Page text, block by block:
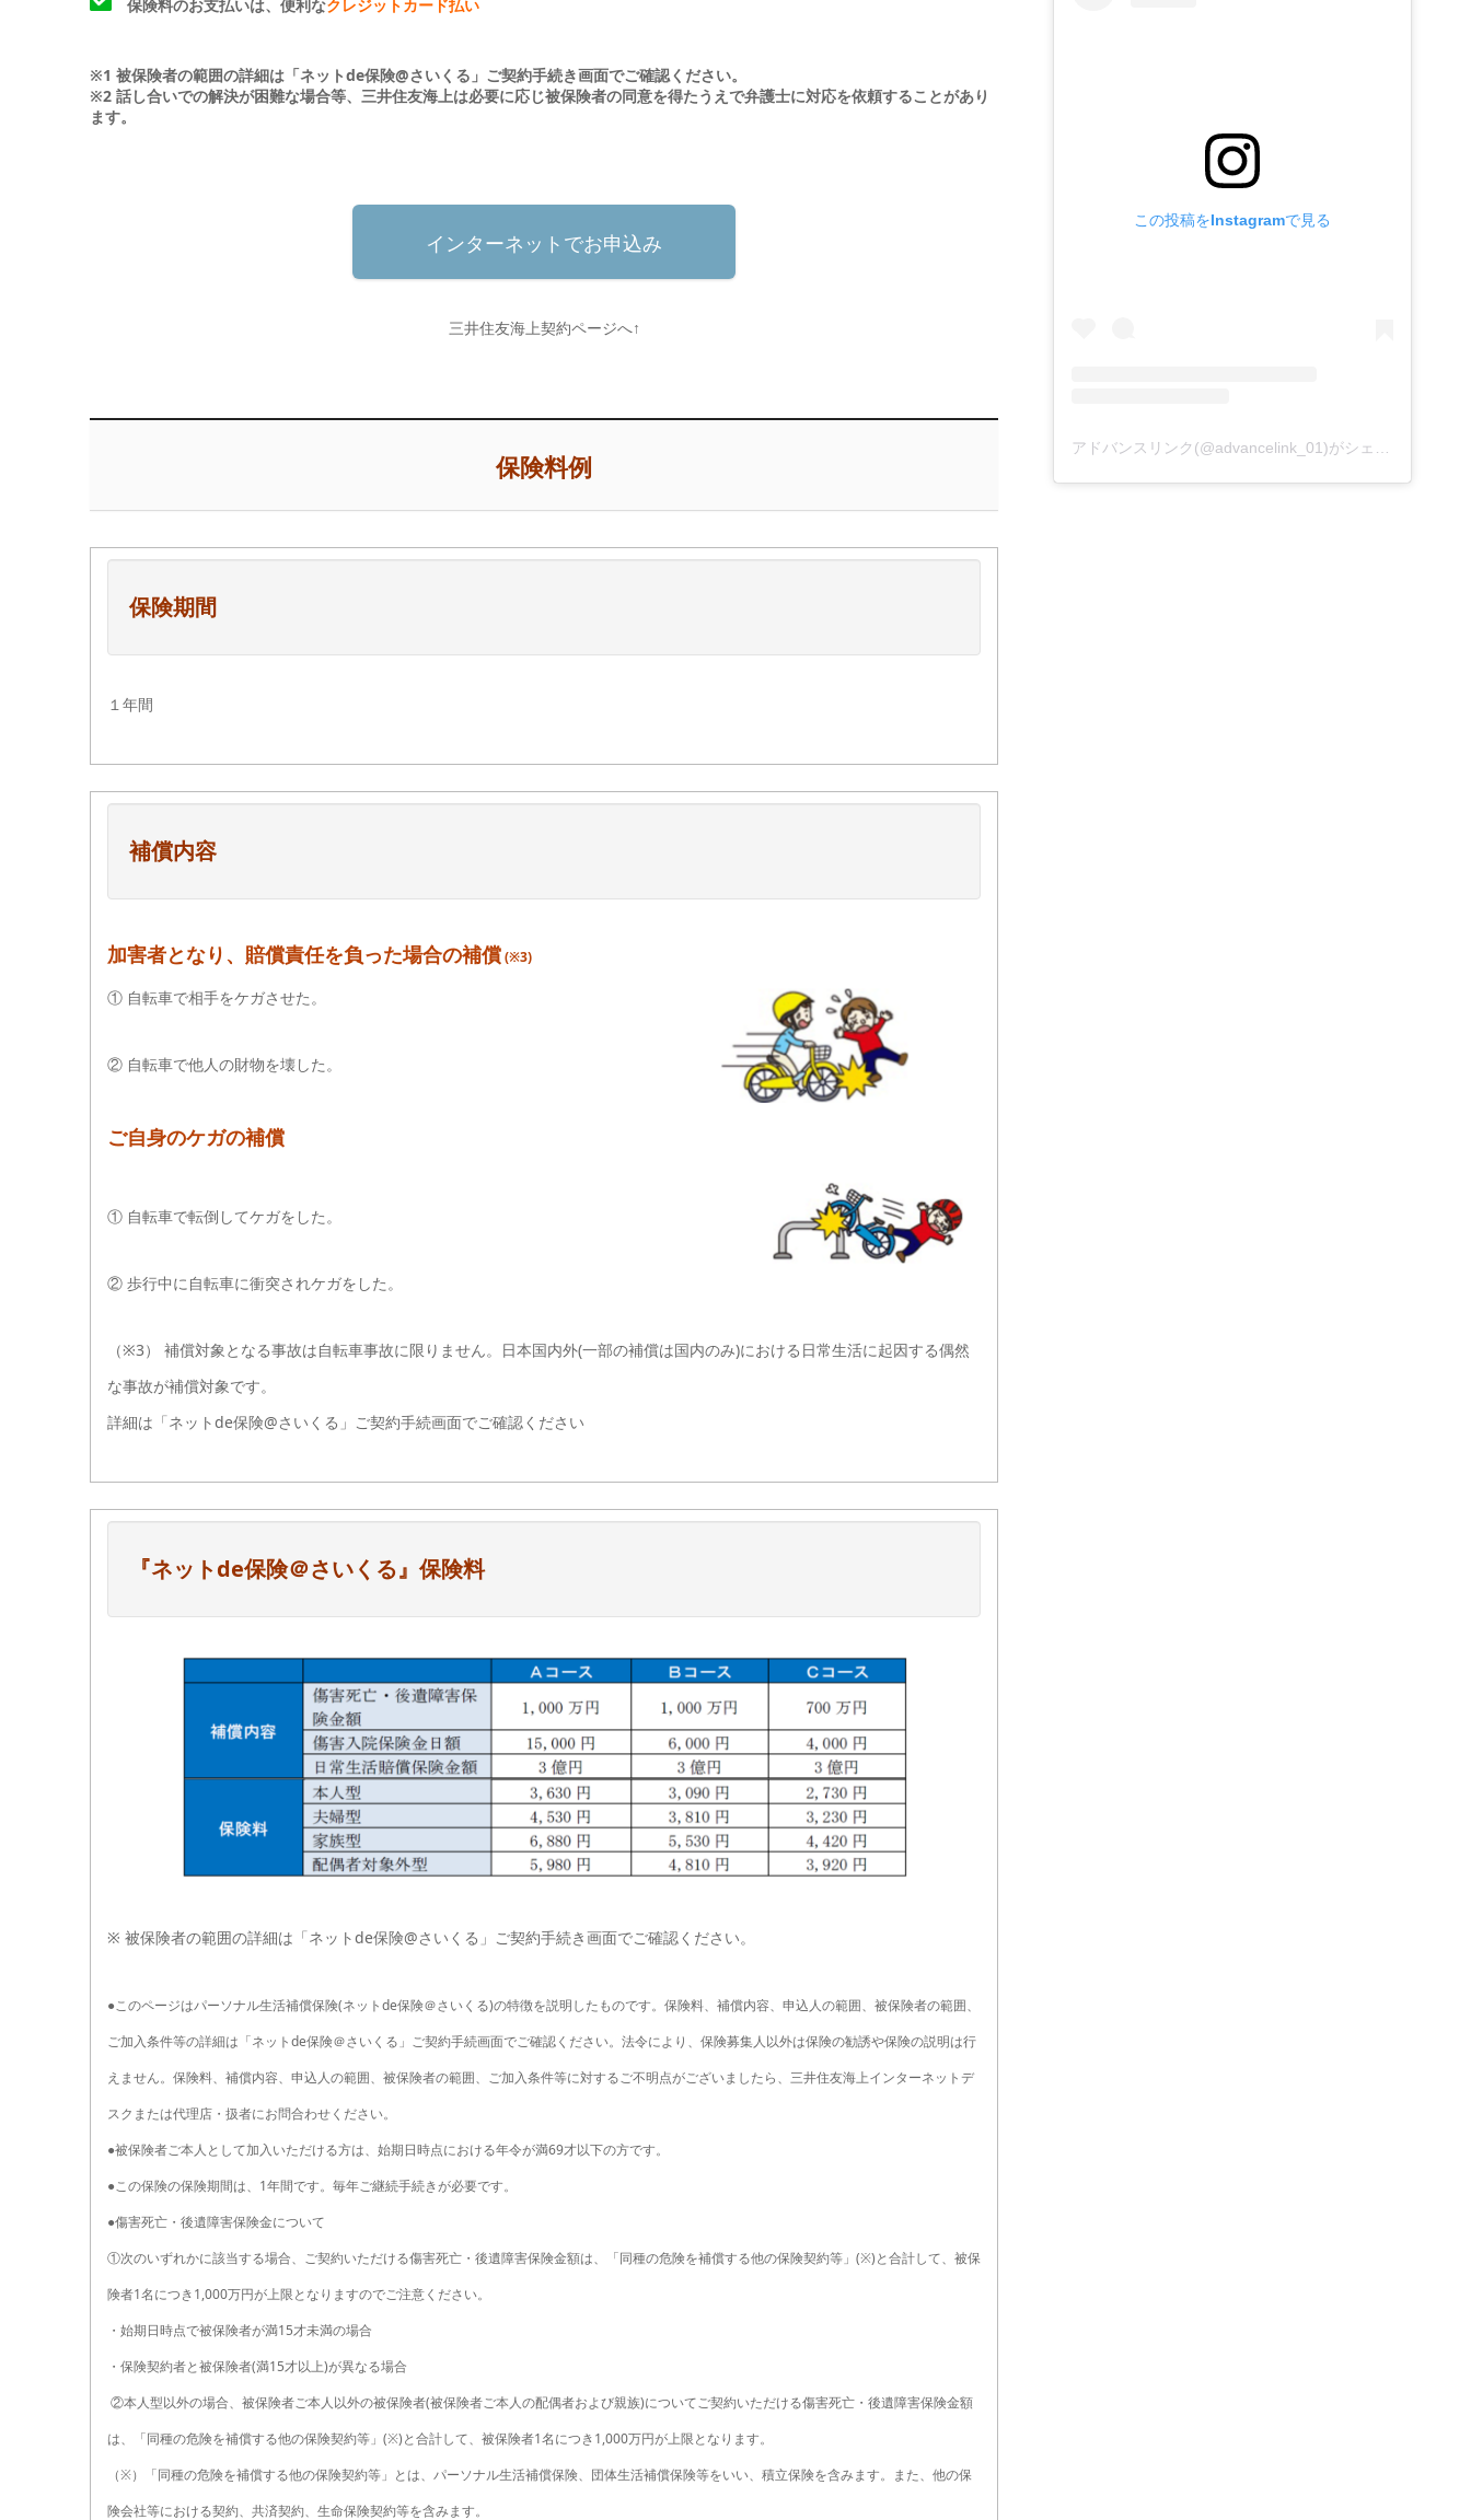
保険料のお支払いは、便利なクレジットカード払い
※1 被保険者の範囲の詳細は「ネットde保険@さいくる」ご契約手続き画面でご確認ください。
※2 話し合いでの解決が困難な場合等、三井住友海上は必要に応じ被保険者の同意を得たうえで弁護士に対応を依頼することがあり
ます。
インターネットでお申込み
三井住友海上契約ページへ↑
保険料例
保険期間
１年間
補償内容
加害者となり、賠償責任を負った場合の補償(※3)
① 自転車で相手をケガさせた。
② 自転車で他人の財物を壊した。
ご自身のケガの補償
① 自転車で転倒してケガをした。
② 歩行中に自転車に衝突されケガをした。
（※3） 補償対象となる事故は自転車事故に限りません。日本国内外(一部の補償は国内のみ)における日常生活に起因する偶然
な事故が補償対象です。
詳細は「ネットde保険@さいくる」ご契約手続画面でご確認ください
『ネットde保険＠さいくる』保険料
※ 被保険者の範囲の詳細は「ネットde保険@さいくる」ご契約手続き画面でご確認ください。
●このページはパーソナル生活補償保険(ネットde保険＠さいくる)の特徴を説明したものです。保険料、補償内容、申込人の範囲、被保険者の範囲、
ご加入条件等の詳細は「ネットde保険＠さいくる」ご契約手続画面でご確認ください。法令により、保険募集人以外は保険の勧誘や保険の説明は行
えません。保険料、補償内容、申込人の範囲、被保険者の範囲、ご加入条件等に対するご不明点がございましたら、三井住友海上インターネットデ
スクまたは代理店・扱者にお問合わせください。
●被保険者ご本人として加入いただける方は、始期日時点における年令が満69才以下の方です。
●この保険の保険期間は、1年間です。毎年ご継続手続きが必要です。
●傷害死亡・後遺障害保険金について
①次のいずれかに該当する場合、ご契約いただける傷害死亡・後遺障害保険金額は、「同種の危険を補償する他の保険契約等」(※)と合計して、被保
険者1名につき1,000万円が上限となりますのでご注意ください。
・始期日時点で被保険者が満15才未満の場合
・保険契約者と被保険者(満15才以上)が異なる場合
②本人型以外の場合、被保険者ご本人以外の被保険者(被保険者ご本人の配偶者および親族)についてご契約いただける傷害死亡・後遺障害保険金額
は、「同種の危険を補償する他の保険契約等」(※)と合計して、被保険者1名につき1,000万円が上限となります。
（※）「同種の危険を補償する他の保険契約等」とは、パーソナル生活補償保険、団体生活補償保険等をいい、積立保険を含みます。また、他の保
険会社等における契約、共済契約、生命保険契約等を含みます。
この投稿をInstagramで見る